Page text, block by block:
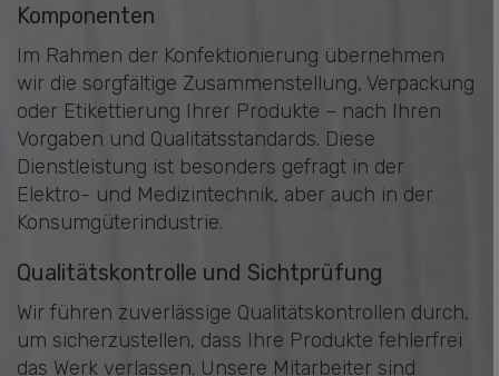
Komponenten
Im Rahmen der Konfektionierung übernehmen
wir die sorgfältige Zusammenstellung, Verpackung
oder Etikettierung Ihrer Produkte – nach Ihren
Vorgaben und Qualitätsstandards. Diese
Dienstleistung ist besonders gefragt in der
Elektro- und Medizintechnik, aber auch in der
Konsumgüterindustrie.
Qualitätskontrolle und Sichtprüfung
Wir führen zuverlässige Qualitätskontrollen durch,
um sicherzustellen, dass Ihre Produkte fehlerfrei
das Werk verlassen. Unsere Mitarbeiter sind